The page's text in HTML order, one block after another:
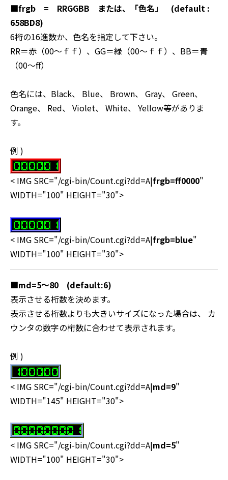
■frgb = RRGGBB または、「色名」 (default :
658BD8)
6桁の16進数か、色名を指定して下さい。
RR＝赤（00～ｆｆ）、GG＝緑（00～ｆｆ）、BB＝青
（00～ff）
色名には、Black、 Blue、 Brown、 Gray、 Green、
Orange、 Red、 Violet、 White、 Yellow等がありま
す。
例 )
< IMG SRC="/cgi-bin/Count.cgi?dd=A|frgb=ff0000"
WIDTH="100" HEIGHT="30">
< IMG SRC="/cgi-bin/Count.cgi?dd=A|frgb=blue"
WIDTH="100" HEIGHT="30">
■md=5～80 (default:6)
表示させる桁数を決めます。
表示させる桁数よりも大きいサイズになった場合は、 カ
ウンタの数字の桁数に合わせて表示されます。
例 )
< IMG SRC="/cgi-bin/Count.cgi?dd=A|md=9"
WIDTH="145" HEIGHT="30">
< IMG SRC="/cgi-bin/Count.cgi?dd=A|md=5"
WIDTH="100" HEIGHT="30">